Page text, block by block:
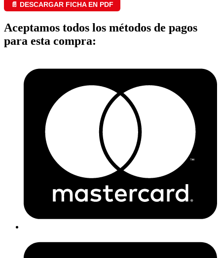
📄 DESCARGAR FICHA EN PDF
Aceptamos todos los métodos de pagos
para esta compra: